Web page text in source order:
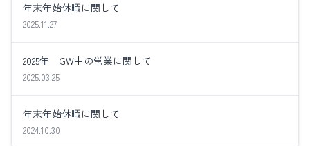
年末年始休暇に関して
2025.11.27
2025年 GW中の営業に関して
2025.03.25
年末年始休暇に関して
2024.10.30